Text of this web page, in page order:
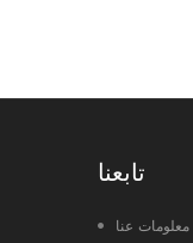
تابعنا
معلومات عنا